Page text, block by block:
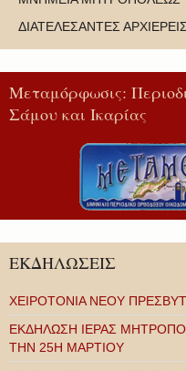
ΔΙΑΤΕΛΕΣΑΝΤΕΣ ΑΡΧΙΕΡΕΙΣ
Μεταμόρφωσις:
Σάμου και Ικαρίας
ΕΚΔΗΛΩΣΕΙΣ
ΧΕΙΡΟΤΟΝΙΑ ΝΕΟΥ
ΕΚΔΗΛΩΣΗ ΙΕΡΑΣ
ΤΗΝ 25Η ΜΑΡΤΙΟΥ